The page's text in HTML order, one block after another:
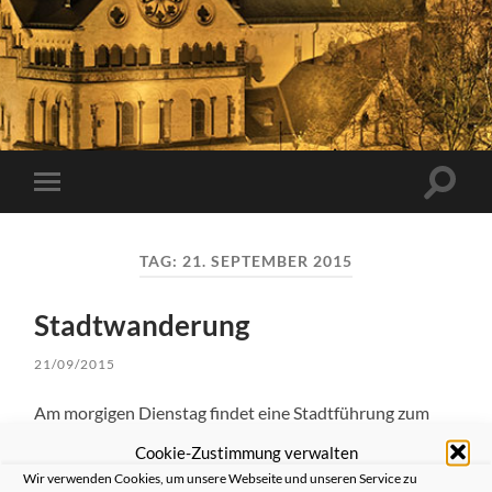
Cookie-Zustimmung verwalten
Wir verwenden Cookies, um unsere Webseite und unseren Service zu
Mobile-
Menü
TAG: 21. SEPTEMBER 2015
Stadtwanderung
21/09/2015
Am morgigen Dienstag findet eine Stadtführung zum
Führung wird von Dr. Ch. Frommert durchgeführt.